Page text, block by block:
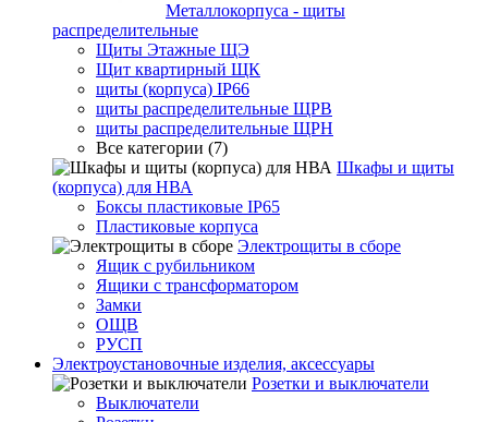
Металлокорпуса - щиты
распределительные
Щиты Этажные ЩЭ
Щит квартирный ЩК
щиты (корпуса) IP66
щиты распределительные ЩРВ
щиты распределительные ЩРН
Все категории (7)
Шкафы и щиты
(корпуса) для НВА
Боксы пластиковые IP65
Пластиковые корпуса
Электрощиты в сборе
Ящик с рубильником
Ящики с трансформатором
Замки
ОЩВ
РУСП
Электроустановочные изделия, аксессуары
Розетки и выключатели
Выключатели